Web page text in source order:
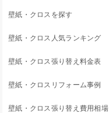
壁紙・クロスを探す
壁紙・クロス人気ランキング
壁紙・クロス張り替え料金表
壁紙・クロスリフォーム事例
壁紙・クロス張り替え費用相場